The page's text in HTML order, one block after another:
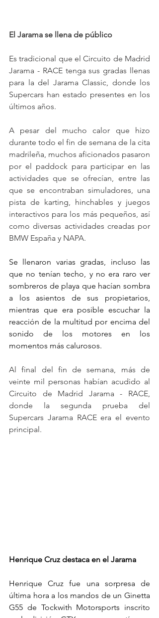
El Jarama se llena de público
Es tradicional que el Circuito de Madrid
Jarama - RACE tenga sus gradas llenas
para la del Jarama Classic, donde los
Supercars han estado presentes en los
últimos años.
A pesar del mucho calor que hizo
durante todo el fin de semana de la cita
madrileña, muchos aficionados pasaron
por el paddock para participar en las
actividades que se ofrecían, entre las
que se encontraban simuladores, una
pista de karting, hinchables y juegos
interactivos para los más pequeños, así
como diversas actividades creadas por
BMW España y NAPA.
Se llenaron varias gradas, incluso las
que no tenían techo, y no era raro ver
sombreros de playa que hacían sombra
a los asientos de sus propietarios,
mientras que era posible escuchar la
reacción de la multitud por encima del
sonido de los motores en los
momentos más calurosos.
Al final del fin de semana, más de
veinte mil personas habían acudido al
Circuito de Madrid Jarama - RACE,
donde la segunda prueba del
Supercars Jarama RACE era el evento
principal.
Henrique Cruz destaca en el Jarama
Henrique Cruz fue una sorpresa de
última hora a los mandos de un Ginetta
G55 de Tockwith Motorsports inscrito